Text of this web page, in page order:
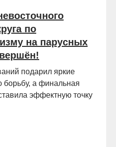
по
на парусных
подарил яркие
а финальная
эффектную точку